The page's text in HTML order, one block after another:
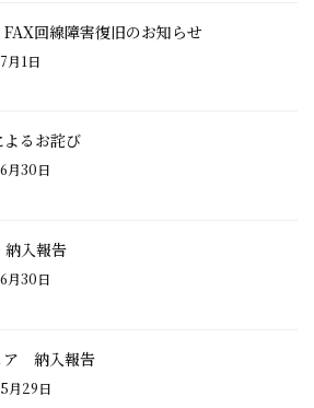
回線障害復旧のお知らせ
月1日
るお詫び
月30日
入報告
月30日
ア 納入報告
月29日